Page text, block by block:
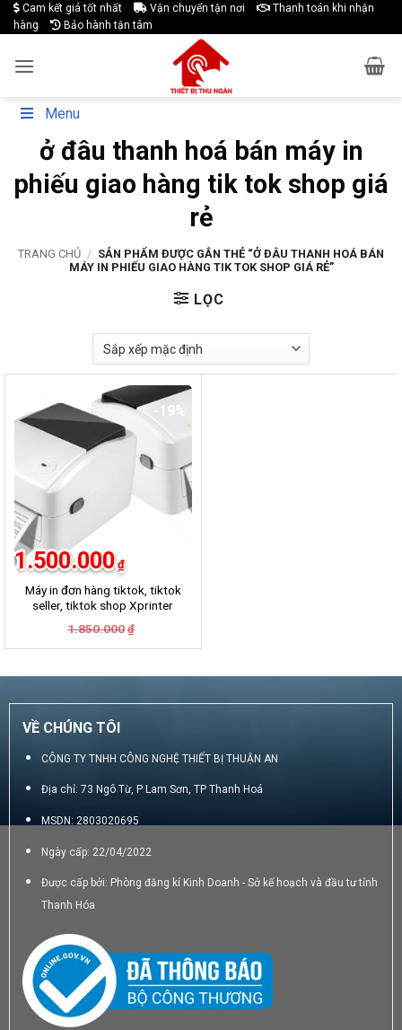
Skip
to
Cam kết giá tốt nhất Vận chuyển tận nơi
Thanh toán khi nhận
hàng
Bảo hành tận tâm
Menu
ở đâu thanh hoá bán máy in
phiếu giao hàng tik tok shop giá
rẻ
TRANG CHỦ / SẢN PHẨM ĐƯỢC GẮN THẺ “Ở ĐÂU THANH HOÁ BÁN
MÁY IN PHIẾU GIAO HÀNG TIK TOK SHOP GIÁ RẺ”
LỌC
-19%
Máy in đơn hàng tiktok, tiktok
seller, tiktok shop Xprinter
1.850.000 ₫
là:
1.500.000 ₫
tại
1.500.000₫.
VỀ CHÚNG TÔI
CÔNG TY TNHH CÔNG NGHỆ THIẾT BỊ THUẬN AN
Địa chỉ: 73 Ngô Từ, P Lam Sơn, TP Thanh Hoá
MSDN: 2803020695
Ngày cấp: 22/04/2022
Được cấp bởi: Phòng đăng kí Kinh Doanh - Sở kế hoạch và đầu tư tỉnh
Thanh Hóa